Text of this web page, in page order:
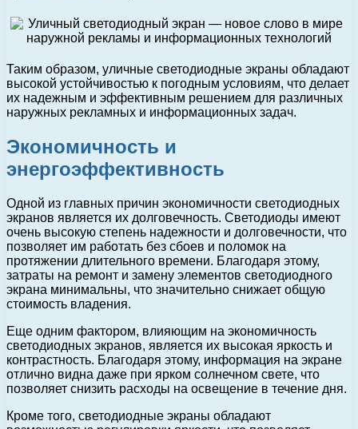
Таким образом, уличные светодиодные экраны обладают
высокой устойчивостью к погодным условиям, что делает
их надежным и эффективным решением для различных
наружных рекламных и информационных задач.
Экономичность и
энергоэффективность
Одной из главных причин экономичности светодиодных
экранов является их долговечность. Светодиоды имеют
очень высокую степень надежности и долговечности, что
позволяет им работать без сбоев и поломок на
протяжении длительного времени. Благодаря этому,
затраты на ремонт и замену элементов светодиодного
экрана минимальны, что значительно снижает общую
стоимость владения.
Еще одним фактором, влияющим на экономичность
светодиодных экранов, является их высокая яркость и
контрастность. Благодаря этому, информация на экране
отлично видна даже при ярком солнечном свете, что
позволяет снизить расходы на освещение в течение дня.
Кроме того, светодиодные экраны обладают